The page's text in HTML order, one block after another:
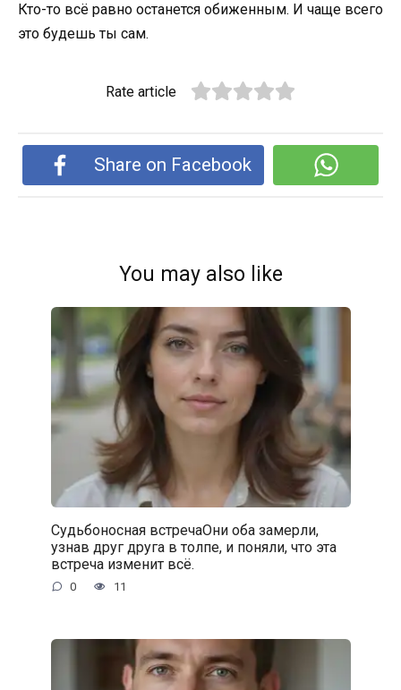
Кто-то всё равно останется обиженным. И чаще всего
это будешь ты сам.
Rate article
Share on Facebook
You may also like
Судьбоносная встречаОни оба замерли,
узнав друг друга в толпе, и поняли, что эта
встреча изменит всё.
0 11